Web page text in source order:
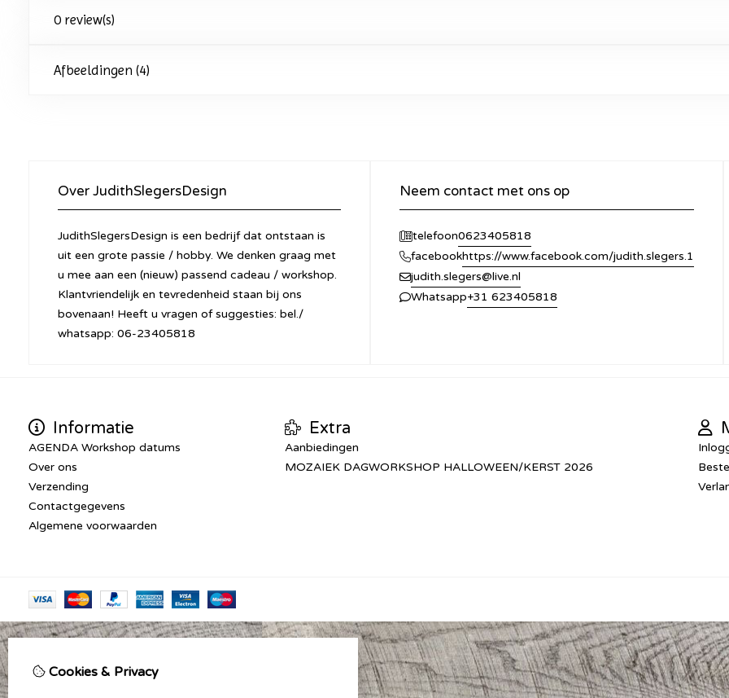
0 review(s)
Afbeeldingen (4)
Over JudithSlegersDesign
JudithSlegersDesign is een bedrijf dat ontstaan is
uit een grote passie / hobby. We denken graag met
u mee aan een (nieuw) passend cadeau / workshop.
Klantvriendelijk en tevredenheid staan bij ons
bovenaan! Heeft u vragen of suggesties: bel./
whatsapp: 06-23405818
Neem contact met ons op
telefoon0623405818
facebookhttps://www.facebook.com/judith.slegers.1
judith.slegers@live.nl
Whatsapp+31 623405818
Informatie
AGENDA Workshop datums
Over ons
Verzending
Contactgegevens
Algemene voorwaarden
Extra
Aanbiedingen
MOZAIEK DAGWORKSHOP HALLOWEEN/KERST 2026
Cookies & Privacy